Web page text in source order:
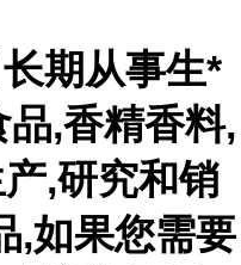
期从事生*
,香精香料,
,研究和销
,如果您需要